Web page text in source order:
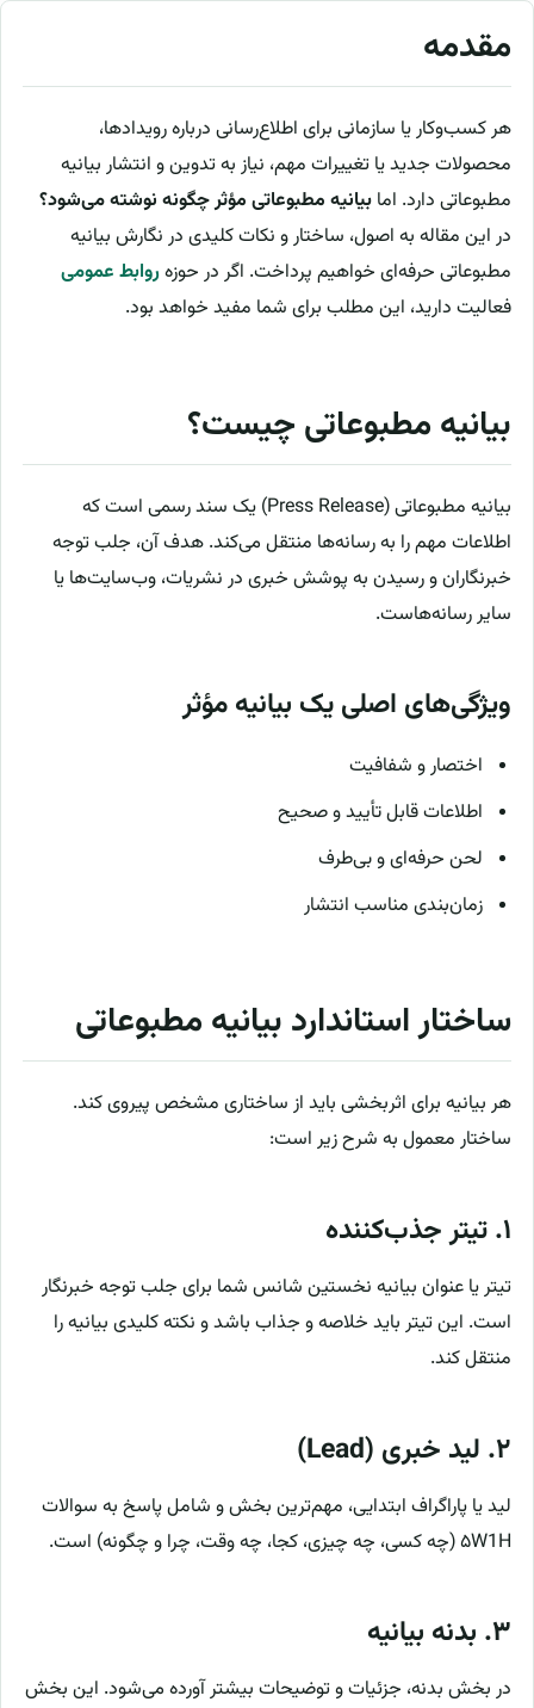
مقدمه
هر کسب‌وکار یا سازمانی برای اطلاع‌رسانی درباره رویدادها،
محصولات جدید یا تغییرات مهم، نیاز به تدوین و انتشار بیانیه
مطبوعاتی دارد. اما بیانیه مطبوعاتی مؤثر چگونه نوشته می‌شود؟
در این مقاله به اصول، ساختار و نکات کلیدی در نگارش بیانیه
مطبوعاتی حرفه‌ای خواهیم پرداخت. اگر در حوزهروابط عمومی
فعالیت دارید، این مطلب برای شما مفید خواهد بود.
بیانیه مطبوعاتی چیست؟
بیانیه مطبوعاتی (Press Release) یک سند رسمی است که
اطلاعات مهم را به رسانه‌ها منتقل می‌کند. هدف آن، جلب توجه
خبرنگاران و رسیدن به پوشش خبری در نشریات، وب‌سایت‌ها یا
سایر رسانه‌هاست.
ویژگی‌های اصلی یک بیانیه مؤثر
اختصار و شفافیت
اطلاعات قابل تأیید و صحیح
لحن حرفه‌ای و بی‌طرف
زمان‌بندی مناسب انتشار
ساختار استاندارد بیانیه مطبوعاتی
هر بیانیه برای اثربخشی باید از ساختاری مشخص پیروی کند.
ساختار معمول به شرح زیر است:
۱. تیتر جذب‌کننده
تیتر یا عنوان بیانیه نخستین شانس شما برای جلب توجه خبرنگار
است. این تیتر باید خلاصه و جذاب باشد و نکته کلیدی بیانیه را
منتقل کند.
۲. لید خبری (Lead)
لید یا پاراگراف ابتدایی، مهم‌ترین بخش و شامل پاسخ به سوالات
۵W1H (چه کسی، چه چیزی، کجا، چه وقت، چرا و چگونه) است.
۳. بدنه بیانیه
در بخش بدنه، جزئیات و توضیحات بیشتر آورده می‌شود. این بخش